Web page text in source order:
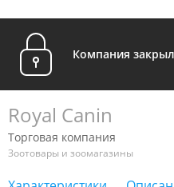
Компания
Royal Canin
Торговая компания
Зоотовары и зоомагазины